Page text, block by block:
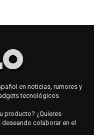
en noticias, rumores y
tecnológicos
producto? ¿Quieres
colaborar en el